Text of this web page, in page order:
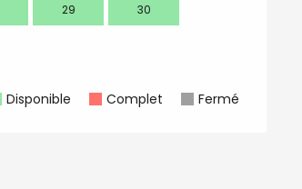
29 30
Disponible Complet Fermé